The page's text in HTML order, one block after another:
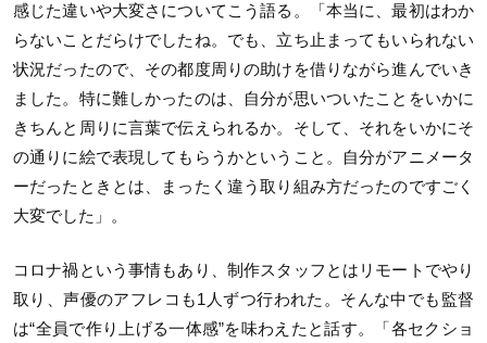
感じた違いや大変さについてこう語る。「本当に、最初はわか
らないことだらけでしたね。でも、立ち止まってもいられない
状況だったので、その都度周りの助けを借りながら進んでいき
ました。特に難しかったのは、自分が思いついたことをいかに
きちんと周りに言葉で伝えられるか。そして、それをいかにそ
の通りに絵で表現してもらうかということ。自分がアニメータ
ーだったときとは、まったく違う取り組み方だったのですごく
大変でした」。
コロナ禍という事情もあり、制作スタッフとはリモートでやり
取り、声優のアフレコも1人ずつ行われた。そんな中でも監督
は“全員で作り上げる一体感”を味わえたと話す。「各セクショ